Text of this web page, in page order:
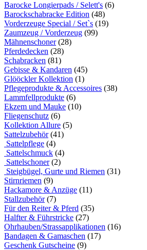
Barocke Longierpads / Selett's (6)
Barockschabracke Edition (48)
Vorderzeuge Special / Set`s (19)
Zaumzeug / Vorderzeug (99)
Mähnenschoner(28)
Pferdedecken (28)
Schabracken (81)
Gebisse & Kandaren (45)
Glööckler Kollektion (1)
Pflegeprodukte & Accessoires (38)
Lammfellprodukte (6)
Ekzem und Mauke (10)
Fliegenschutz (6)
Kollektion Allure (5)
Sattelzubehör(41)
Sattelpflege (4)
Sattelschmuck (4)
Sattelschoner(2)
Steigbügel, Gurte und Riemen (31)
Stirnriemen (9)
Hackamore & Anzüge (11)
Stallzubehör(7)
Für den Reiter & Pferd (35)
Halfter & Führstricke (27)
Ohrhauben/Strassapplikationen (16)
Bandagen & Gamaschen (17)
Geschenk Gutscheine (9)